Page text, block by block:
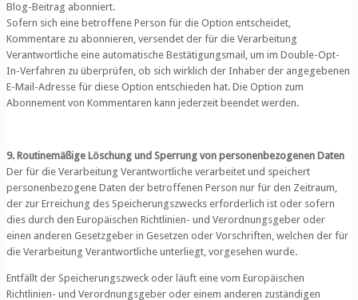
Blog-Beitrag abonniert.
Sofern sich eine betroffene Person für die Option entscheidet,
Kommentare zu abonnieren, versendet der für die Verarbeitung
Verantwortliche eine automatische Bestätigungsmail, um im Double-Opt-
In-Verfahren zu überprüfen, ob sich wirklich der Inhaber der angegebenen
E-Mail-Adresse für diese Option entschieden hat. Die Option zum
Abonnement von Kommentaren kann jederzeit beendet werden.
9. Routinemäßige Löschung und Sperrung von personenbezogenen Daten
Der für die Verarbeitung Verantwortliche verarbeitet und speichert
personenbezogene Daten der betroffenen Person nur für den Zeitraum,
der zur Erreichung des Speicherungszwecks erforderlich ist oder sofern
dies durch den Europäischen Richtlinien- und Verordnungsgeber oder
einen anderen Gesetzgeber in Gesetzen oder Vorschriften, welchen der für
die Verarbeitung Verantwortliche unterliegt, vorgesehen wurde.
Entfällt der Speicherungszweck oder läuft eine vom Europäischen
Richtlinien- und Verordnungsgeber oder einem anderen zuständigen